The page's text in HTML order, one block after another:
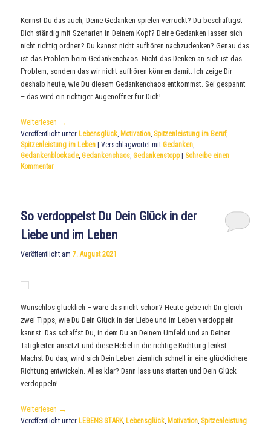
Kennst Du das auch, Deine Gedanken spielen verrückt? Du beschäftigst
Dich ständig mit Szenarien in Deinem Kopf? Deine Gedanken lassen sich
nicht richtig ordnen? Du kannst nicht aufhören nachzudenken? Genau das
ist das Problem beim Gedankenchaos. Nicht das Denken an sich ist das
Problem, sondern das wir nicht aufhören können damit. Ich zeige Dir
deshalb heute, wie Du diesem Gedankenchaos entkommst. Sei gespannt
– das wird ein richtiger Augenöffner für Dich!
Weiterlesen →
Veröffentlicht unter Lebensglück, Motivation, Spitzenleistung im Beruf,
Spitzenleistung im Leben
|Verschlagwortet mit Gedanken,
Gedankenblockade,Gedankenchaos,Gedankenstopp
Schreibe einen
Kommentar
So verdoppelst Du Dein Glück in der
Liebe und im Leben
Veröffentlicht am7. August 2021
Wunschlos glücklich – wäre das nicht schön? Heute gebe ich Dir gleich
zwei Tipps, wie Du Dein Glück in der Liebe und im Leben verdoppeln
kannst. Das schaffst Du, in dem Du an Deinem Umfeld und an Deinen
Tätigkeiten ansetzt und diese Hebel in die richtige Richtung lenkst.
Machst Du das, wird sich Dein Leben ziemlich schnell in eine glücklichere
Richtung entwickeln. Alles klar? Dann lass uns starten und Dein Glück
verdoppeln!
Weiterlesen →
Veröffentlicht unter LEBENS STARK, Lebensglück, Motivation, Spitzenleistung